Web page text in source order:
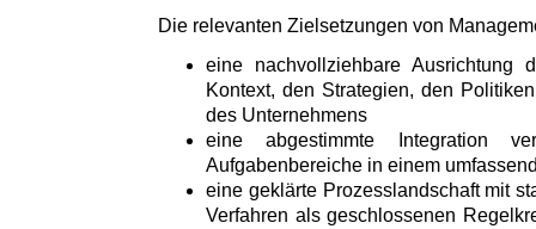
Die relevanten Zielsetzungen von
eine nachvollziehbare Ausrichtung
Kontext, den Strategien, den
des Unternehmens
eine abgestimmte Integration
Aufgabenbereiche in einem
eine geklärte Prozesslandschaft mit
Verfahren als geschlossenen